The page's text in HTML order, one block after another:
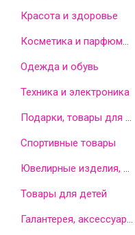
Красота и здоровье
Одежда и обувь
Техника и электроника
Спортивные товары
Товары для детей